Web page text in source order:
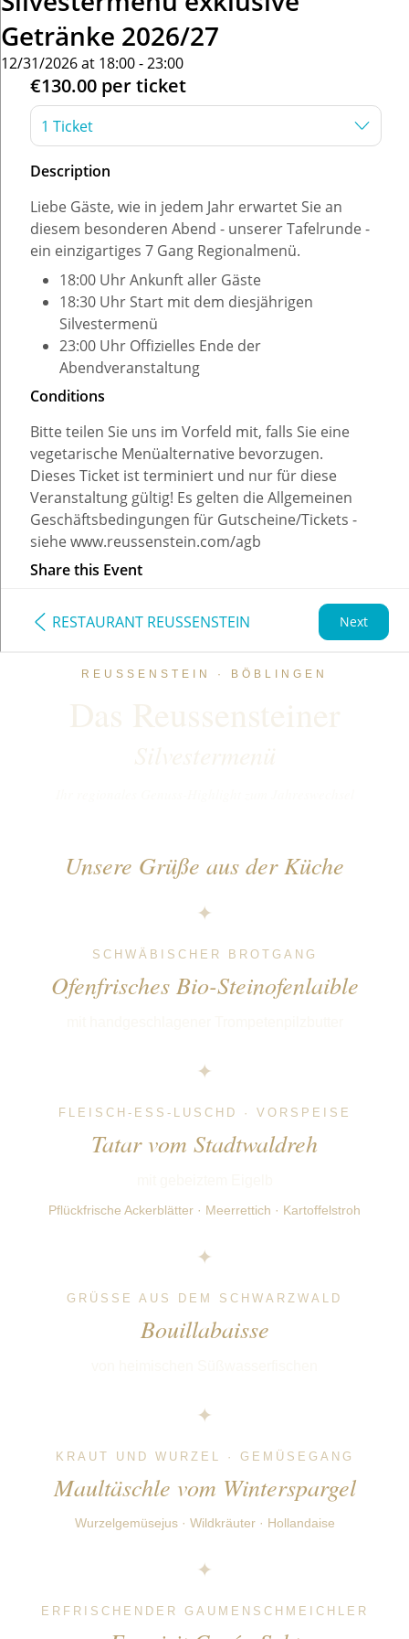
REUSSENSTEIN · BÖBLINGEN
Unsere Grüße aus der Küche
✦
SCHWÄBISCHER BROTGANG
Ofenfrisches Bio-Steinofenlaible
✦
FLEISCH-ESS-LUSCHD · VORSPEISE
Tatar vom Stadtwaldreh
Pflückfrische Ackerblätter · Meerrettich · Kartoffelstroh
✦
GRÜSSE AUS DEM SCHWARZWALD
Bouillabaisse
✦
KRAUT UND WURZEL · GEMÜSEGANG
Maultäschle vom Winterspargel
Wurzelgemüsejus · Wildkräuter · Hollandaise
✦
ERFRISCHENDER GAUMENSCHMEICHLER